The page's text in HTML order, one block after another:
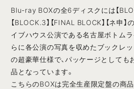
Blu-ray BOXの全6ディスクには【
【BLOCK.3】【FINAL BLOCK】【ネ申
イブハウス公演である名古屋ボトム
らに各公演の写真を収めたブックレ
の超豪華仕様で、パッケージとして
品となっています。
こちらのBOXは完全生産限定盤の商